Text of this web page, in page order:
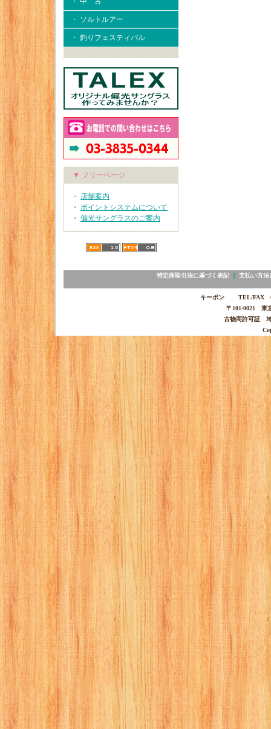
・ ソルトルアー
・ 釣りフェスティバル
▼ フリーページ
・ 店舗案内
・ ポイントシステムについて
・ 偏光サングラスのご案内
特定商取引法に基づく表記｜ 支払い方法
キーポン TEL/FAX
〒101-0021 東
古物商許可証